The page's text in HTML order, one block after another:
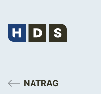
NATRAG